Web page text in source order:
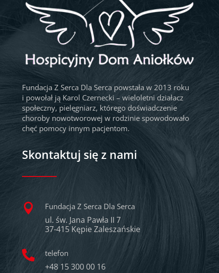
Fundacja Z Serca Dla Serca powstała w 2013 roku
i powołał ją Karol Czernecki – wieloletni działacz
społeczny, pielęgniarz, którego doświadczenie
choroby nowotworowej w rodzinie spowodowało
chęć pomocy innym pacjentom.
Skontaktuj się z nami
 Fundacja Z Serca Dla Serca
ul. św. Jana Pawła II 7
37-415 Kępie Zaleszańskie
 telefon
+48 15 300 00 16